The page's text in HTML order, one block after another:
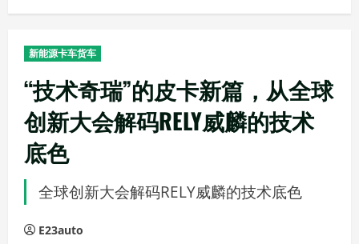
新能源卡车货车
“技术奇瑞”的皮卡新篇，从全球
创新大会解码RELY威麟的技术
底色
全球创新大会解码RELY威麟的技术底色
E23auto